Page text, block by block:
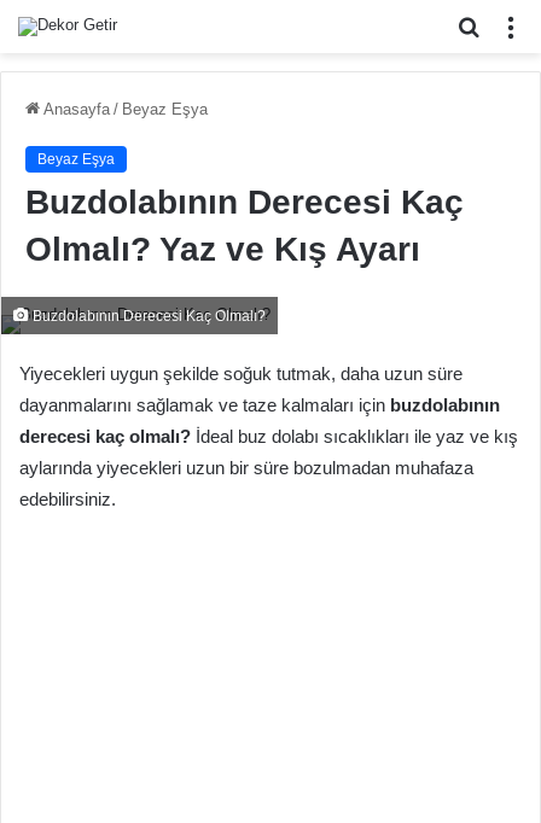
Arama
Anasayfa / Beyaz Eşya
Beyaz Eşya
Buzdolabının Derecesi Kaç
Olmalı? Yaz ve Kış Ayarı
Buzdolabının Derecesi Kaç Olmalı?
Yiyecekleri uygun şekilde soğuk tutmak, daha uzun süre
dayanmalarını sağlamak ve taze kalmaları için buzdolabının
derecesi kaç olmalı? İdeal buz dolabı sıcaklıkları ile yaz ve kış
aylarında yiyecekleri uzun bir süre bozulmadan muhafaza
edebilirsiniz.